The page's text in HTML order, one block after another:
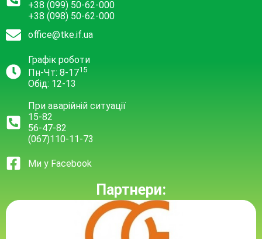
+38 (099) 50-62-000
+38 (098) 50-62-000
office@tke.if.ua
Графік роботи
Пн-Чт: 8-1715
Обід: 12-13
При аварійній ситуації
15-82
56-47-82
(067)110-11-73
Ми у Facebook
Партнери: